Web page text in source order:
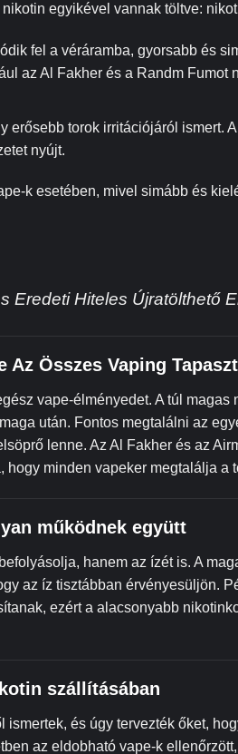
egyikével vannak töltve:
fel a véráramba, gyorsabb és
az Al Fakher és a Randm Fumot
erősebb torok irritációjáról ismert.
nyújt.
k esetében, mivel simább és
Eredeti Hiteles Újratölthető
Összes Vaping
vape-élményedet. A túl magas
után. Fontos megtalálni az
lenne. Az Al Fakher és az
minden vapeker megtalálja a
működnek együtt
hanem az ízét is. A
az íz tisztábban érvényesüljön.
ezért a alacsonyabb
szállításában
és úgy tervezték őket,
az eldobható vape-k